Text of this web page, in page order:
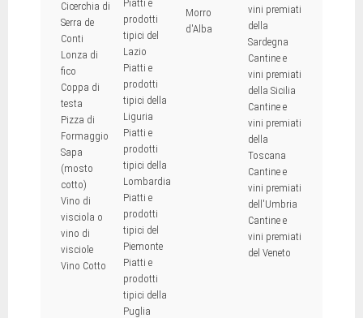
Cicerchia di
Serra de
Conti
Lonza di
fico
Coppa di
testa
Pizza di
Formaggio
Sapa
(mosto
cotto)
Vino di
visciola o
vino di
visciole
Vino Cotto
Piatti e
prodotti
tipici del
Lazio
Piatti e
prodotti
tipici della
Liguria
Piatti e
prodotti
tipici della
Lombardia
Piatti e
prodotti
tipici del
Piemonte
Piatti e
prodotti
tipici della
Puglia
Morro
d'Alba
vini premiati
della
Sardegna
Cantine e
vini premiati
della Sicilia
Cantine e
vini premiati
della
Toscana
Cantine e
vini premiati
dell'Umbria
Cantine e
vini premiati
del Veneto